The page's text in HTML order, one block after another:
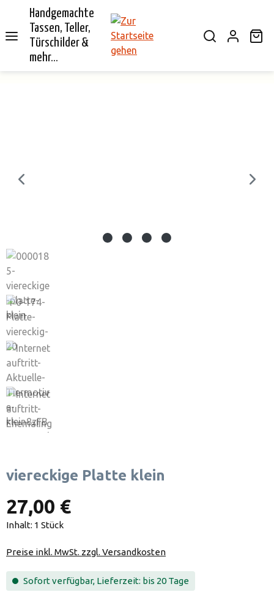
springen
Handgemachte
Tassen, Teller,
Türschilder &
mehr...
viereckige Platte klein
27,00 €
Inhalt: 1 Stück
Preise inkl. MwSt. zzgl. Versandkosten
Sofort verfügbar, Lieferzeit: bis 20 Tage